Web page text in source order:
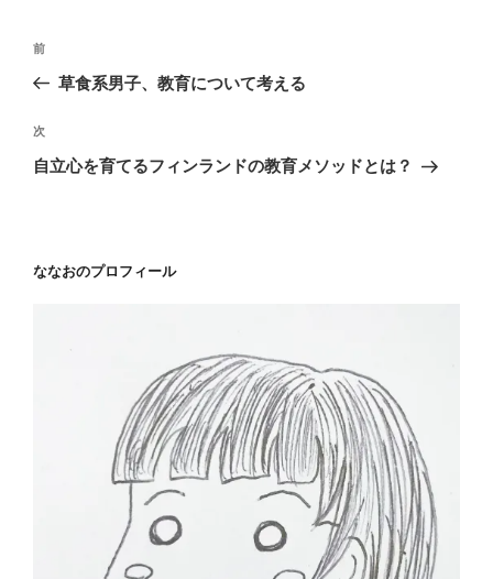
投
ナ
ビ
ゲ
ン
前
の
稿
前
草食系男子、教育について考える
次
の
次
自立心を育てるフィンランドの教育メソッドとは？
ななおのプロフィール